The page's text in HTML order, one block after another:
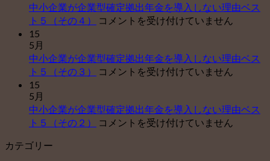
申
ー
中小企業が企業型確定拠出年金を導入しない理由ベス
ト５（その４）
中
業
が
型
確
コメントを受け付けていません
15
5月
中小企業が企業型確定拠出年金を導入しない理由ベス
ト５（その３）
中
業
が
コメントを受け付けていません
15
5月
中小企業が企業型確定拠出年金を導入しない理由ベス
ト５（その２）
中
コメントを受け付けていません
カテゴリー